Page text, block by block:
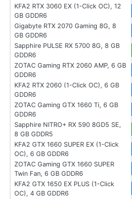
KFA2 RTX 3060 EX (1-Click OC), 12
GB GDDR6
Gigabyte RTX 2070 Gaming 8G, 8
GB GDDR6
Sapphire PULSE RX 5700 8G, 8 GB
GDDR6
ZOTAC Gaming RTX 2060 AMP, 6 GB
GDDR6
KFA2 RTX 2060 (1-Click OC), 6 GB
GDDR6
ZOTAC Gaming GTX 1660 Ti, 6 GB
GDDR6
Sapphire NITRO+ RX 590 8GD5 SE,
8 GB GDDR5
KFA2 GTX 1660 SUPER EX (1-Click
OC), 6 GB GDDR6
ZOTAC Gaming GTX 1660 SUPER
Twin Fan, 6 GB GDDR6
KFA2 GTX 1650 EX PLUS (1-Click
OC), 4 GB GDDR6